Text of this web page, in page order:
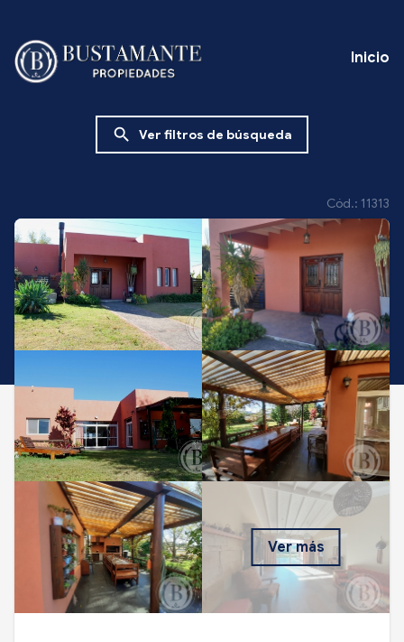
Inicio
search Ver filtros de búsqueda
Cód.: 11313
Ver más